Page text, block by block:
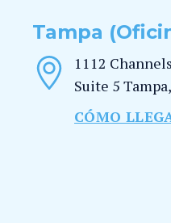
Tampa
1112
Suite 5 Tampa,
CÓMO